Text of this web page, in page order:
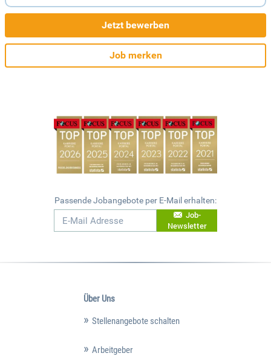
Jetzt bewerben
Job merken
Passende Jobangebote per E-Mail erhalten:
Job-
Newsletter
Über Uns
Stellenangebote schalten
Arbeitgeber